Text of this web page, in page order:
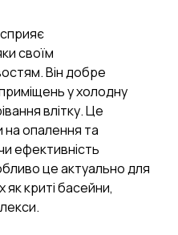
своїм
Він добре
у холодну
влітку. Це
на опалення та
ефективність
це актуально для
як криті басейни,